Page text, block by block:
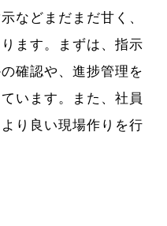
などまだまだ甘く、
ます。まずは、指示
確認や、進捗管理を
います。また、社員
り良い現場作りを行